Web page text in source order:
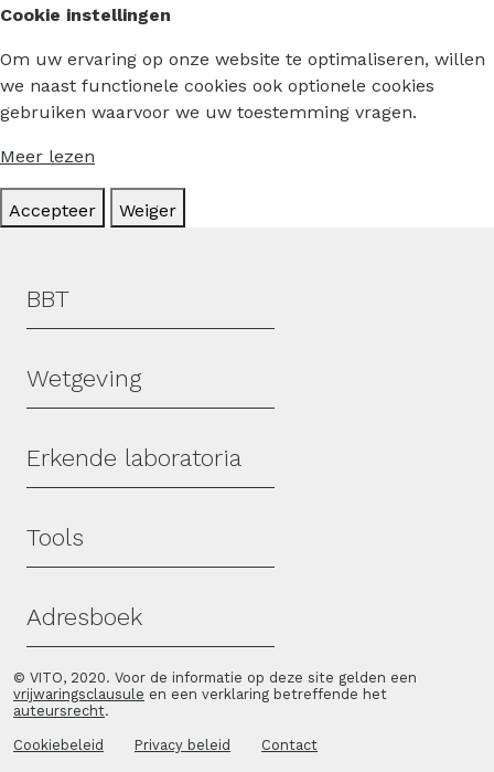
Cookie instellingen
Om uw ervaring op onze website te optimaliseren, willen
we naast functionele cookies ook optionele cookies
gebruiken waarvoor we uw toestemming vragen.
Meer lezen
Accepteer Weiger
Hoofdmenu
BBT
Wetgeving
Erkende laboratoria
Tools
Adresboek
© VITO, 2020. Voor de informatie op deze site gelden een
vrijwaringsclausule en een verklaring betreffende het
auteursrecht.
Cookiebeleid Privacy beleid Contact